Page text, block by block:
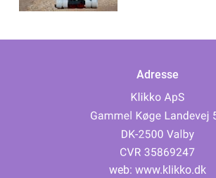
Adresse
web: www.klikko.dk